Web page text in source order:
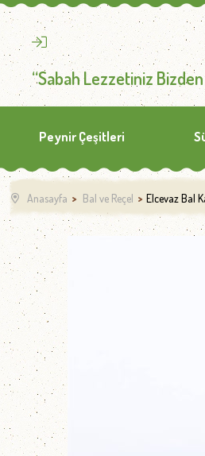
“Sabah Lezzetiniz
Peynir Çeşitleri
Anasayfa Bal ve Reçel Elcevaz Bal